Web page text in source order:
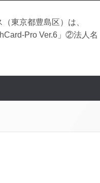
東京都豊島区）は、
Pro Ver.6」②法人名